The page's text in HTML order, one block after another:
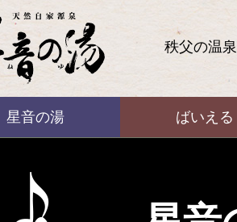
える
秩父の温
星音の湯 ばいえる